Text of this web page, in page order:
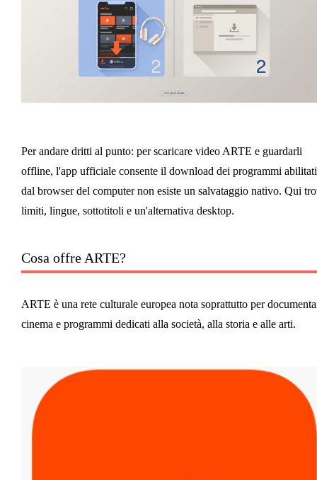
Per andare dritti al punto: per scaricare video ARTE e guardarli
offline, l'app ufficiale consente il download dei programmi
dal browser del computer non esiste un salvataggio nativo. Qui
limiti, lingue, sottotitoli e un'alternativa desktop.
Cosa offre ARTE?
ARTE è una rete culturale europea nota soprattutto per
cinema e programmi dedicati alla società, alla storia e alle arti.